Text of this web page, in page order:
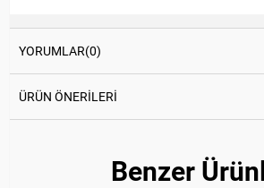
YORUMLAR(0)
ÜRÜN ÖNERILERI
Benzer